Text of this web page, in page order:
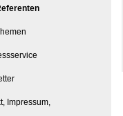
Impressum,